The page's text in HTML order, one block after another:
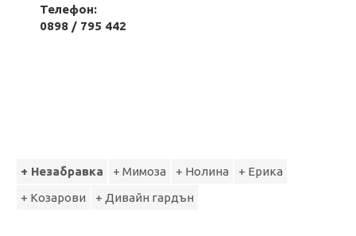
Телефон:
0898 / 795 442
+ Незабравка + Мимоза + Нолина
+ Ерика
+ Козарови
+ Дивайн гардън